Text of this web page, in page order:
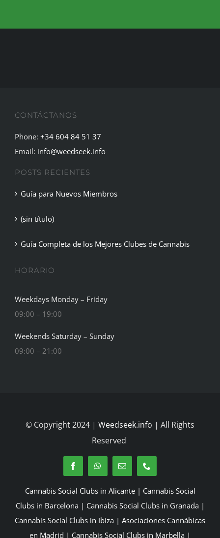
CONTÁCTANOS
Phone: +34 604 84 51 37
Email: info@weedseek.info
POSTS RECIENTES
Guía para Nuevos Miembros
(sin título)
Guía Completa de los Mejores Clubes de Cannabis
HORARIO
Weekdays Monday – Friday
09:00 – 19:00
Weekends Saturday – Sunday
09:00 – 21:00
© Copyright 2024 | Weedseek.info | All Rights
Reserved
Cannabis Social Clubs in Alicante| Cannabis Social
Clubs in Barcelona| Cannabis Social Clubs in Granada|
Cannabis Social Clubs in Ibiza | Asociaciones Cannábicas
en Madrid | Cannabis Social Clubs in Marbella |